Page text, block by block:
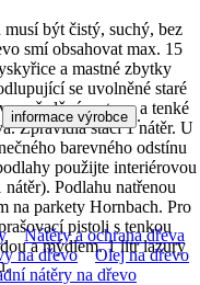
být čistý, suchý, bez
smí obsahovat max. 15
a mastné zbytky
se uvolněné staré
nezředěném stavu a tenké
Zpravidla stačí 1 nátěr. U
barevného odstínu
použijte interiérovou
Podlahu natřenou
na parkety Hornbach. Pro
pistoli s tenkou
a mýdlem. 1 litr lazury
informace výrobce .
Nátěry a ochrana dřeva
na dřevo
Olej na dřevo
nátěry na dřevo